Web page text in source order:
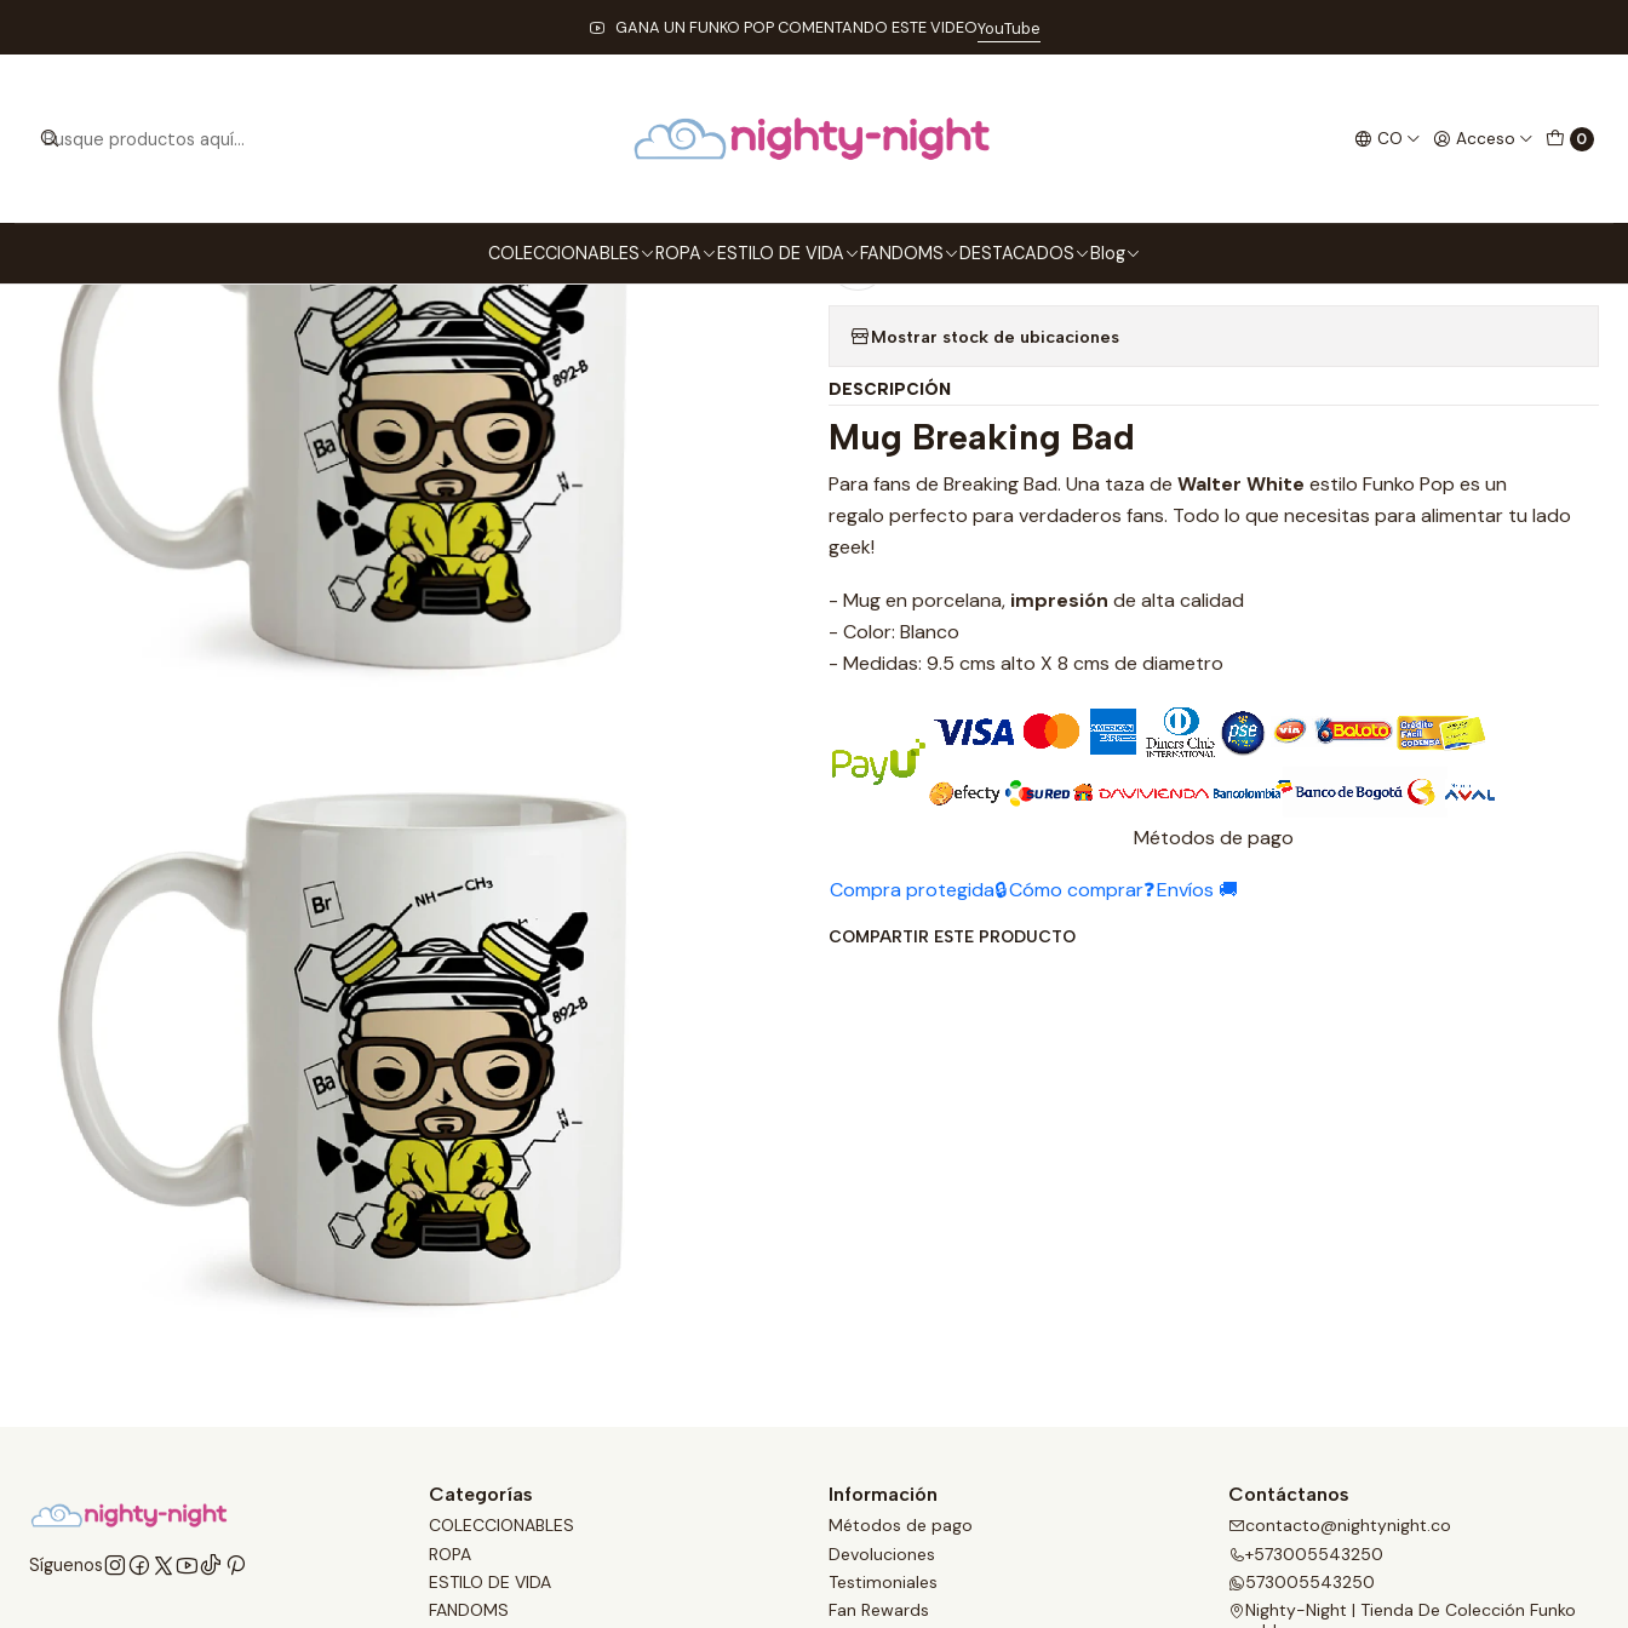
CO Acceso 0
COLECCIONABLES ROPA ESTILO DE VIDA FANDOMS DESTACADOS Blog
GANA UN FUNKO POP COMENTANDO ESTE VIDEOYouTube
ESTILO DE VIDA MUGS Mug Walter White Breaking Bad Tipo Pop
Mug Walter White Breaking Bad Tipo Pop
Agregar a la lista de favoritos
Mostrar stock de ubicaciones
DESCRIPCIÓN
Mug Breaking Bad
Para fans de Breaking Bad. Una taza de Walter White estilo Funko Pop es un
regalo perfecto para verdaderos fans. Todo lo que necesitas para alimentar tu lado
geek!
- Mug en porcelana, impresión de alta calidad
- Color: Blanco
- Medidas: 9.5 cms alto X 8 cms de diametro
Métodos de pago
Compra protegida🔒Cómo comprar❓Envíos 🚚
COMPARTIR ESTE PRODUCTO
Síguenos
Categorías
COLECCIONABLES
ROPA
ESTILO DE VIDA
FANDOMS
Información
Métodos de pago
Devoluciones
Testimoniales
Fan Rewards
Contáctanos
contacto@nightynight.co
+573005543250
573005543250
Nighty-Night | Tienda De Colección Funko